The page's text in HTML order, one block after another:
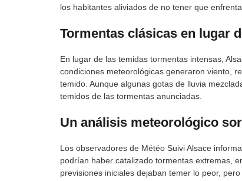
los habitantes aliviados de no tener que
Tormentas clásicas en lugar
En lugar de las temidas tormentas intensas,
condiciones meteorológicas generaron viento,
temido. Aunque algunas gotas de lluvia
temidos de las tormentas anunciadas.
Un análisis meteorológico
Los observadores de Météo Suivi Alsace
podrían haber catalizado tormentas extremas,
previsiones iniciales dejaban temer lo peor,